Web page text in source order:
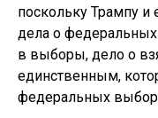
поскольку Трампу и
дела о
в выборы, дело о
единственным,
федеральных